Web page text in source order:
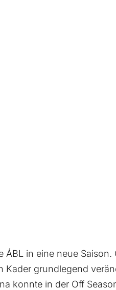
ÁBL in eine neue
Kader grundlegend
konnte in der Off